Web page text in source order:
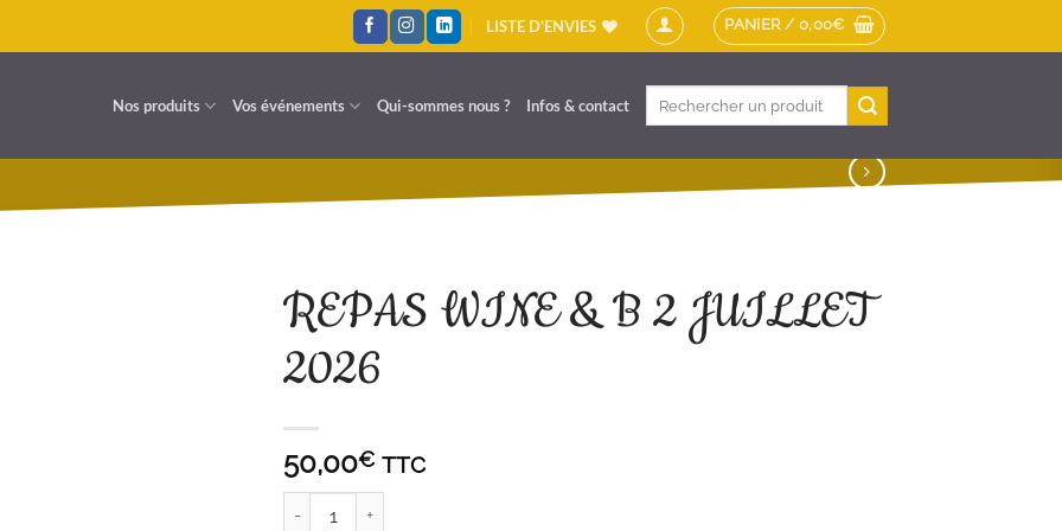
LISTE D'ENVIES PANIER / 0,00€
Nos produits Vos événements Qui-sommes nous ? Infos & contact
Recherche
REPAS WINE & B 2 JUILLET
2026
50,00€ TTC